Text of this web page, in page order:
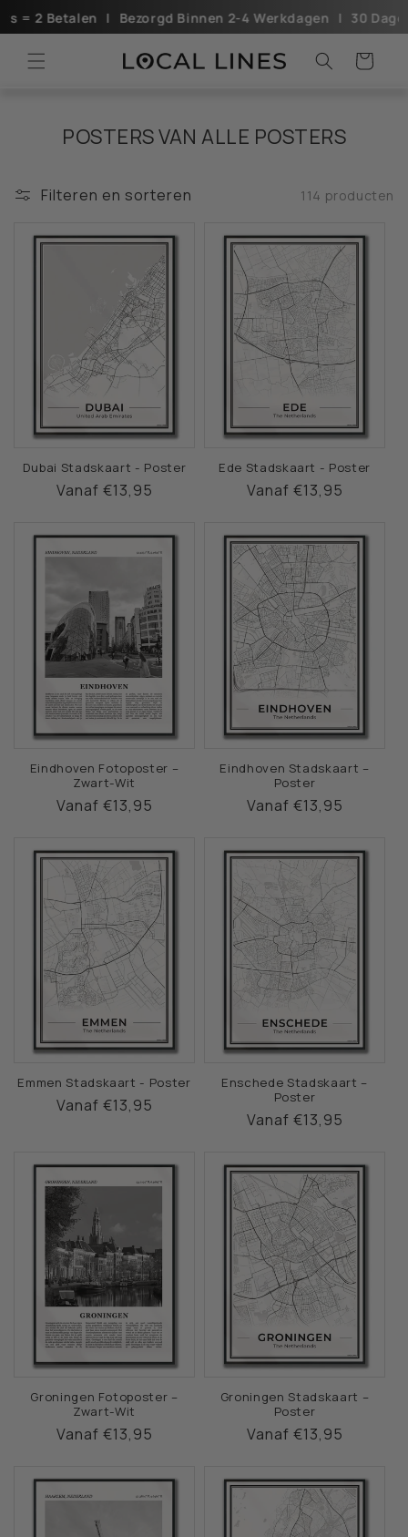
ㅤㅤ|ㅤ ㅤ ㅤㅤBezorgd Binnen 2-4 Werkdagenㅤㅤ ㅤ ㅤ|ㅤㅤ ㅤ ㅤ30 Dagen
naar de
content
Winkelwagen
POSTERS VAN ALLE POSTERS
Filteren en sorteren 114 producten
Dubai Stadskaart - Poster
Normale
Vanaf €13,95
Ede Stadskaart - Poster
Normale
Vanaf €13,95
Eindhoven Fotoposter –
Zwart-Wit
Normale
Vanaf €13,95
Eindhoven Stadskaart –
Poster
Normale
Vanaf €13,95
Emmen Stadskaart - Poster
Normale
Vanaf €13,95
Enschede Stadskaart –
Poster
Normale
Vanaf €13,95
Groningen Fotoposter –
Zwart-Wit
Normale
Vanaf €13,95
Groningen Stadskaart –
Poster
Normale
Vanaf €13,95